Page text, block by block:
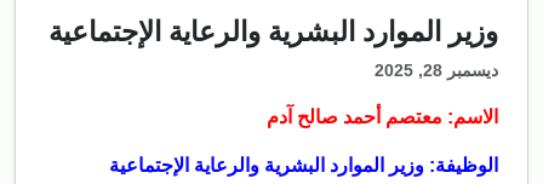
وزير الموارد البشرية والرعاية الإجتماعية
ديسمبر 28, 2025
الاسم: معتصم أحمد صالح آدم
الوظيفة: وزير الموارد البشرية والرعاية الإجتماعية